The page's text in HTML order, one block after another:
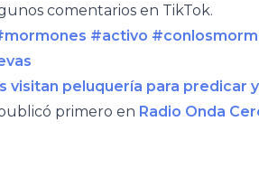
comentarios en TikTok.
#activo
visitan peluquería para predicar
primero en Radio Onda